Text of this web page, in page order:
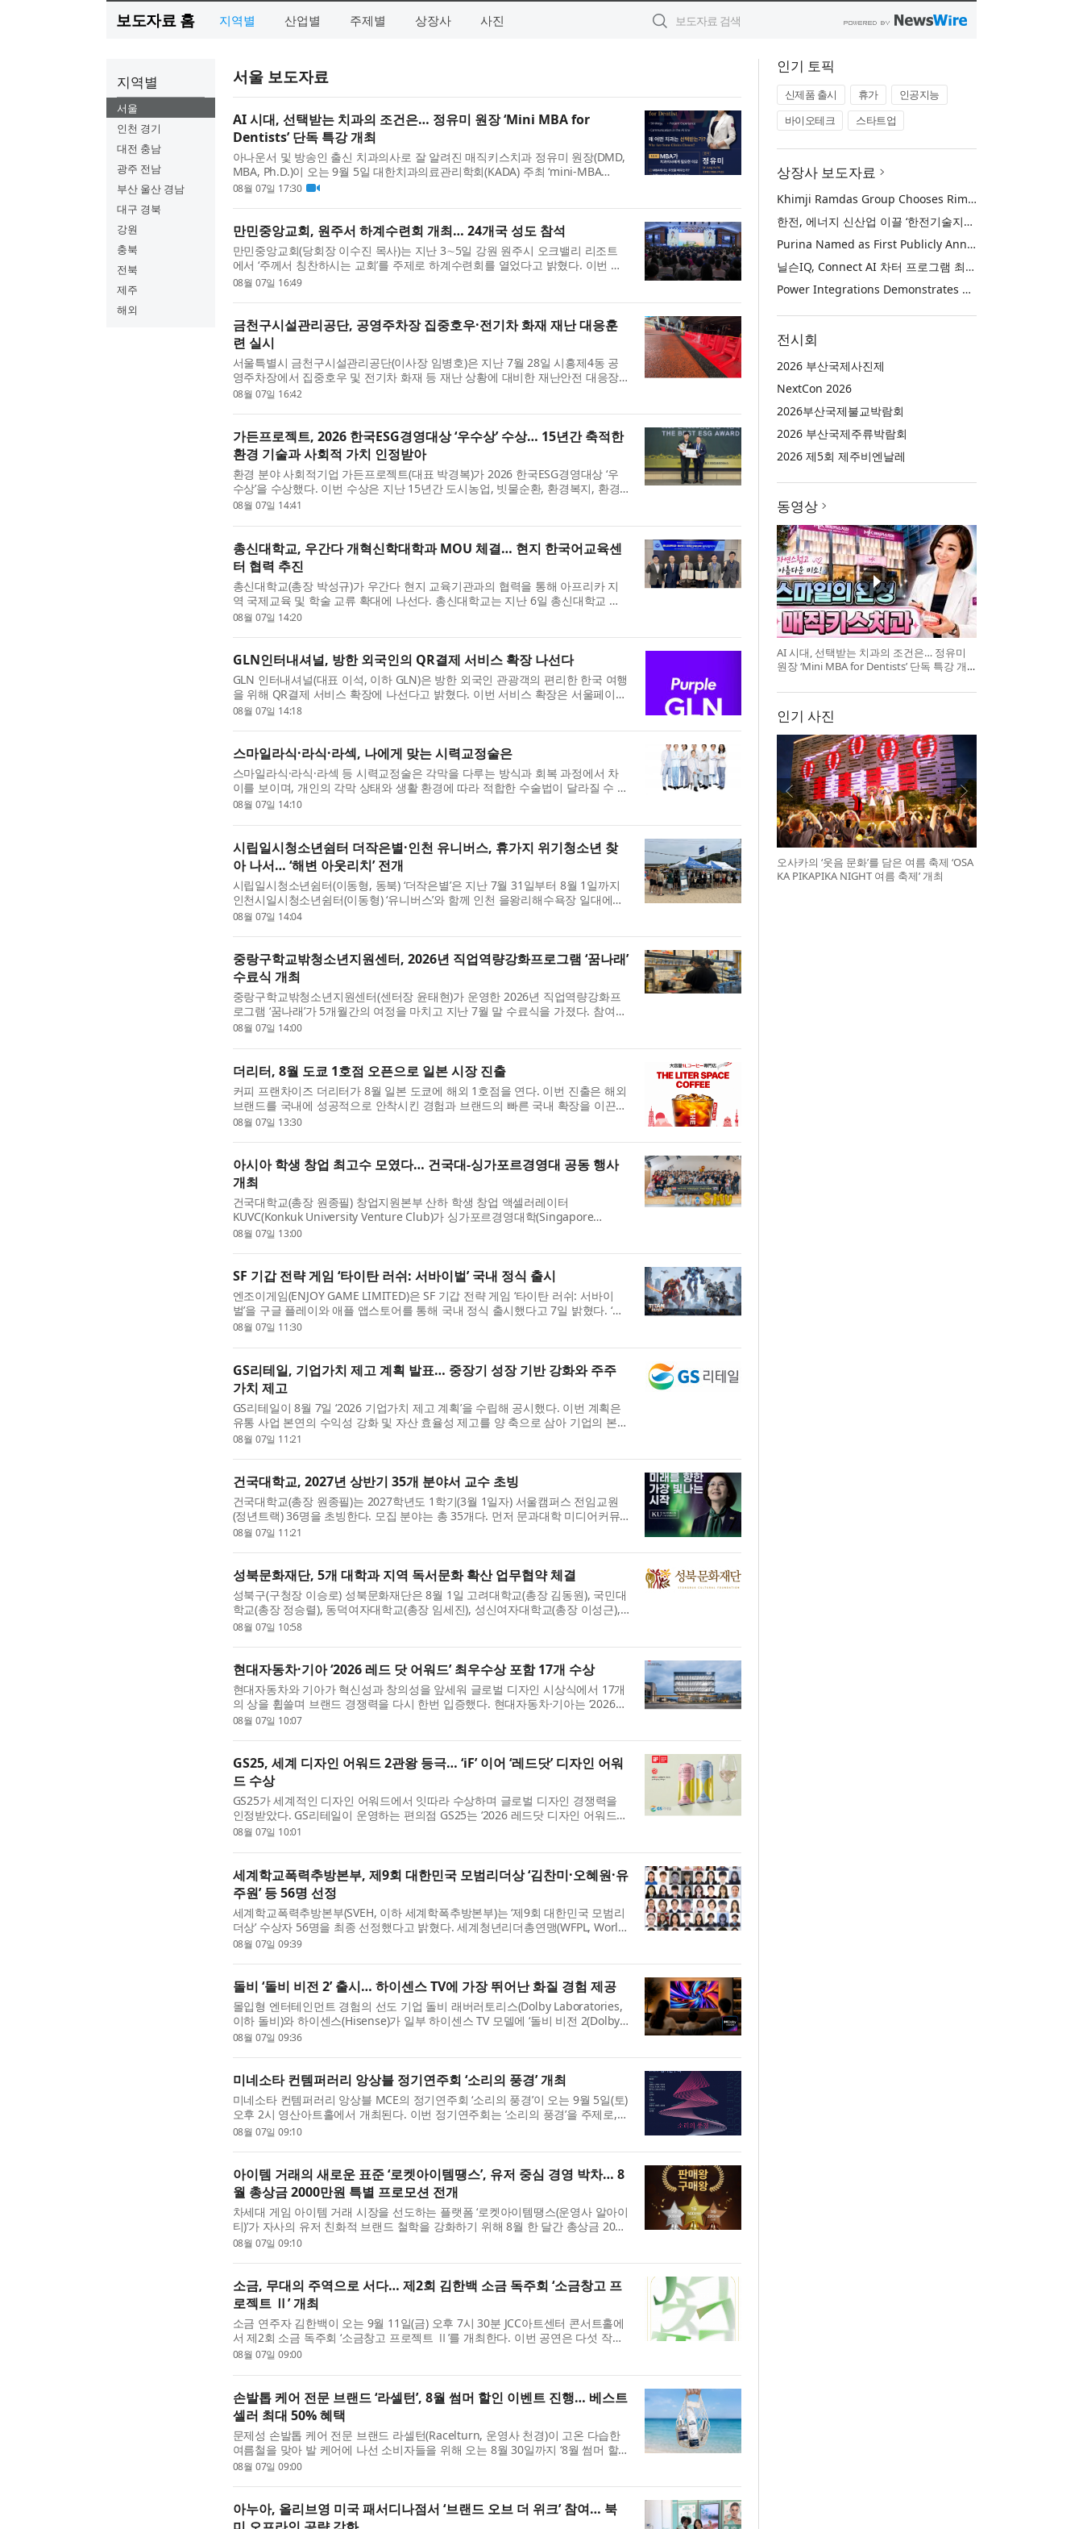
보도자료 홈 지역별 산업별 주제별 상장사 사진
지역별
서울
인천 경기
대전 충남
광주 전남
부산 울산 경남
대구 경북
강원
충북
전북
제주
해외
서울 보도자료
AI 시대, 선택받는 치과의 조건은… 정유미 원장 ‘Mini MBA for
Dentists’ 단독 특강 개최
아나운서 및 방송인 출신 치과의사로 잘 알려진 매직키스치과 정유미 원장(DMD,
MBA, Ph.D.)이 오는 9월 5일 대한치과의료관리학회(KADA) 주최 ‘mini-MBA
Essentials for Dentists’에서 단독 연자로 나선다. 이번 특강은 ‘왜 어떤 치과는 선
08월 07일 17:30
만민중앙교회, 원주서 하계수련회 개최… 24개국 성도 참석
만민중앙교회(당회장 이수진 목사)는 지난 3∼5일 강원 원주시 오크밸리 리조트
에서 ‘주께서 칭찬하시는 교회’를 주제로 하계수련회를 열었다고 밝혔다. 이번 수
련회에는 한국을 비롯해 일본, 이스라엘, 미국, 콜롬비아, 호주, 영국 등 24개국 성
08월 07일 16:49
금천구시설관리공단, 공영주차장 집중호우·전기차 화재 재난 대응훈
련 실시
서울특별시 금천구시설관리공단(이사장 임병호)은 지난 7월 28일 시흥제4동 공
영주차장에서 집중호우 및 전기차 화재 등 재난 상황에 대비한 재난안전 대응장
비 시범설치 및 실전형 모의훈련을 실시했다. 이번 훈련은 공영주차장에서 발생
08월 07일 16:42
가든프로젝트, 2026 한국ESG경영대상 ‘우수상’ 수상… 15년간 축적한
환경 기술과 사회적 가치 인정받아
환경 분야 사회적기업 가든프로젝트(대표 박경복)가 2026 한국ESG경영대상 ‘우
수상’을 수상했다. 이번 수상은 지난 15년간 도시농업, 빗물순환, 환경복지, 환경
교육 등 다양한 분야에서 축적해 온 사회적 가치 실천과 환경 기술이 종합적으로
08월 07일 14:41
총신대학교, 우간다 개혁신학대학과 MOU 체결… 현지 한국어교육센
터 협력 추진
총신대학교(총장 박성규)가 우간다 현지 교육기관과의 협력을 통해 아프리카 지
역 국제교육 및 학술 교류 확대에 나선다. 총신대학교는 지난 6일 총신대학교 사
당캠퍼스 주기철기념홀에서 우간다 캄팔라에 위치한 Reformed Theological
08월 07일 14:20
GLN인터내셔널, 방한 외국인의 QR결제 서비스 확장 나선다
GLN 인터내셔널(대표 이석, 이하 GLN)은 방한 외국인 관광객의 편리한 한국 여행
을 위해 QR결제 서비스 확장에 나선다고 밝혔다. 이번 서비스 확장은 서울페이
운영 사업자인 쿠콘과의 제휴를 통해 서울지역 소상공인 가맹점 50만 곳을 추가
08월 07일 14:18
스마일라식·라식·라섹, 나에게 맞는 시력교정술은
스마일라식·라식·라섹 등 시력교정술은 각막을 다루는 방식과 회복 과정에서 차
이를 보이며, 개인의 각막 상태와 생활 환경에 따라 적합한 수술법이 달라질 수 있
다. 밝은눈안과 잠실 본점 박세광 원장이 시력교정술을 고민하는 사람들을 위해
08월 07일 14:10
시립일시청소년쉼터 더작은별·인천 유니버스, 휴가지 위기청소년 찾
아 나서… ‘해변 아웃리치’ 전개
시립일시청소년쉼터(이동형, 동북) ‘더작은별’은 지난 7월 31일부터 8월 1일까지
인천시일시청소년쉼터(이동형) ‘유니버스’와 함께 인천 을왕리해수욕장 일대에서
가출 예방과 청소년쉼터 인식 개선을 위한 기관 연합 ‘해변 아웃리치’를 진행했다.
08월 07일 14:04
중랑구학교밖청소년지원센터, 2026년 직업역량강화프로그램 ‘꿈나래’
수료식 개최
중랑구학교밖청소년지원센터(센터장 윤태현)가 운영한 2026년 직업역량강화프
로그램 ‘꿈나래’가 5개월간의 여정을 마치고 지난 7월 말 수료식을 가졌다. 참여
청소년 6명 전원이 전 과정을 수료하고 바리스타 자격증을 취득했다. 이들은 총
08월 07일 14:00
더리터, 8월 도쿄 1호점 오픈으로 일본 시장 진출
커피 프랜차이즈 더리터가 8월 일본 도쿄에 해외 1호점을 연다. 이번 진출은 해외
브랜드를 국내에 성공적으로 안착시킨 경험과 브랜드의 빠른 국내 확장을 이끈
실행력을 갖춘 임원진이 직접 주도한다는 점에서 주목된다. ◇ ‘일본 브랜드를 한
08월 07일 13:30
아시아 학생 창업 최고수 모였다… 건국대-싱가포르경영대 공동 행사
개최
건국대학교(총장 원종필) 창업지원본부 산하 학생 창업 액셀러레이터
KUVC(Konkuk University Venture Club)가 싱가포르경영대학(Singapore
Management University·이하 SMU) 스타트업 학회 ‘Start-up Society’와 공동 개
08월 07일 13:00
SF 기갑 전략 게임 ‘타이탄 러쉬: 서바이벌’ 국내 정식 출시
엔조이게임(ENJOY GAME LIMITED)은 SF 기갑 전략 게임 ‘타이탄 러쉬: 서바이
벌’을 구글 플레이와 애플 앱스토어를 통해 국내 정식 출시했다고 7일 밝혔다. ‘타
이탄 러쉬: 서바이벌’은 전용 기갑 제작과 직접 조종, 미녀 지휘관 모집, 피난처 운
08월 07일 11:30
GS리테일, 기업가치 제고 계획 발표… 중장기 성장 기반 강화와 주주
가치 제고
GS리테일이 8월 7일 ‘2026 기업가치 제고 계획’을 수립해 공시했다. 이번 계획은
유통 사업 본연의 수익성 강화 및 자산 효율성 제고를 양 축으로 삼아 기업의 본질
적인 가치를 제고하고 주주환원 정책을 강화한다는 것이 핵심이다. 세부적으로
08월 07일 11:21
건국대학교, 2027년 상반기 35개 분야서 교수 초빙
건국대학교(총장 원종필)는 2027학년도 1학기(3월 1일자) 서울캠퍼스 전임교원
(정년트랙) 36명을 초빙한다. 모집 분야는 총 35개다. 먼저 문과대학 미디어커뮤
니케이션학과에서 인공지능커뮤니케이션/저널리즘 분야 신임 교원을 초빙하며,
08월 07일 11:21
성북문화재단, 5개 대학과 지역 독서문화 확산 업무협약 체결
성북구(구청장 이승로) 성북문화재단은 8월 1일 고려대학교(총장 김동원), 국민대
학교(총장 정승렬), 동덕여자대학교(총장 임세진), 성신여자대학교(총장 이성근),
한성대학교(총장 이창원)와 지역 독서문화 확산을 위한 협력 사업에 대해 업무협
08월 07일 10:58
현대자동차·기아 ‘2026 레드 닷 어워드’ 최우수상 포함 17개 수상
현대자동차와 기아가 혁신성과 창의성을 앞세워 글로벌 디자인 시상식에서 17개
의 상을 휩쓸며 브랜드 경쟁력을 다시 한번 입증했다. 현대자동차·기아는 ‘2026
레드 닷 어워드: 브랜드 & 커뮤니케이션 디자인 부문(Red Dot Design Award:
08월 07일 10:07
GS25, 세계 디자인 어워드 2관왕 등극… ‘iF’ 이어 ‘레드닷’ 디자인 어워
드 수상
GS25가 세계적인 디자인 어워드에서 잇따라 수상하며 글로벌 디자인 경쟁력을
인정받았다. GS리테일이 운영하는 편의점 GS25는 ‘2026 레드닷 디자인 어워드
(Red Dot Design Award)’ 브랜드&커뮤니케이션 부문에서 본상을 수상했다고 7
08월 07일 10:01
세계학교폭력추방본부, 제9회 대한민국 모범리더상 ‘김찬미·오혜원·유
주원’ 등 56명 선정
세계학교폭력추방본부(SVEH, 이하 세계학폭추방본부)는 ‘제9회 대한민국 모범리
더상’ 수상자 56명을 최종 선정했다고 밝혔다. 세계청년리더총연맹(WFPL, World
Federation of Power Leaders, 총재 이산하(李山河)) 부설 세계학폭추방본부 소
08월 07일 09:39
돌비 ‘돌비 비전 2’ 출시… 하이센스 TV에 가장 뛰어난 화질 경험 제공
몰입형 엔터테인먼트 경험의 선도 기업 돌비 래버러토리스(Dolby Laboratories,
이하 돌비)와 하이센스(Hisense)가 일부 하이센스 TV 모델에 ‘돌비 비전 2(Dolby
Vision 2)’를 탑재하고, 향후 펌웨어 업데이트를 통해 더 많은 모델에 확대 적용할
08월 07일 09:36
미네소타 컨템퍼러리 앙상블 정기연주회 ‘소리의 풍경’ 개최
미네소타 컨템퍼러리 앙상블 MCE의 정기연주회 ‘소리의 풍경’​이 오는 9월 5일(토)
오후 2시 영산아트홀에서 개최된다. 이번 정기연주회는 ‘소리의 풍경’​을 주제로,
소리가 만들어내는 공간과 감정의 결을 다채로운 편성과 레퍼토리를 통해 조망한
08월 07일 09:10
아이템 거래의 새로운 표준 ‘로켓아이템땡스’, 유저 중심 경영 박차… 8
월 총상금 2000만원 특별 프로모션 전개
차세대 게임 아이템 거래 시장을 선도하는 플랫폼 ‘로켓아이템땡스(운영사 알아이
티)’가 자사의 유저 친화적 브랜드 철학을 강화하기 위해 8월 한 달간 총상금 2000
만원 규모의 ‘판매왕·구매왕 특별 프로모션’을 실시한다고 7일 밝혔다. 최근 게임
08월 07일 09:10
소금, 무대의 주역으로 서다… 제2회 김한백 소금 독주회 ‘소금창고 프
로젝트 Ⅱ’ 개최
소금 연주자 김한백이 오는 9월 11일(금) 오후 7시 30분 JCC아트센터 콘서트홀에
서 제2회 소금 독주회 ‘소금창고 프로젝트 Ⅱ’를 개최한다. 이번 공연은 다섯 작곡
가와 협업한 다섯 작품을 모두 초연으로 선보이며, 위촉 초연 세 편과 개작 초연
08월 07일 09:00
손발톱 케어 전문 브랜드 ‘라셀턴’, 8월 썸머 할인 이벤트 진행… 베스트
셀러 최대 50% 혜택
문제성 손발톱 케어 전문 브랜드 라셀턴(Racelturn, 운영사 천경)이 고온 다습한
여름철을 맞아 발 케어에 나선 소비자들을 위해 오는 8월 30일까지 ‘8월 썸머 할
인 이벤트’를 진행한다고 밝혔다. 최근 발 케어가 단순한 계절성 관리를 넘어 일상
08월 07일 09:00
아누아, 올리브영 미국 패서디나점서 ‘브랜드 오브 더 위크’ 참여… 북
인기 토픽
신제품 출시 휴가
인공지능
바이오테크
스타트업
상장사 보도자료
Khimji Ramdas Group Chooses Rimini Street to Reduce SAP Support Costs, Protect 700+ Customizations and Reinvest Savings in Innovation
한전, 에너지 신산업 이끌 ‘한전기술지주’ 공식 출범
Purina Named as First Publicly Announced NIQ ConnectAI Charter Client
닐슨IQ, Connect AI 차터 프로그램 최초 고객사 ‘퓨리나’ 선정
Power Integrations Demonstrates World’s First 2200 V GaN Technology for Next-Era High-Voltage Power Systems
전시회
2026 부산국제사진제
NextCon 2026
2026부산국제불교박람회
2026 부산국제주류박람회
2026 제5회 제주비엔날레
동영상
AI 시대, 선택받는 치과의 조건은… 정유미
원장 ‘Mini MBA for Dentists’ 단독 특강 개
인기 사진
오사카의 ‘웃음 문화’를 담은 여름 축제 ‘OSA
KA PIKAPIKA NIGHT 여름 축제’ 개최